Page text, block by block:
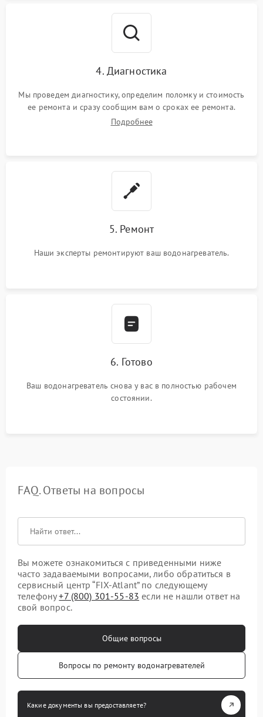
4. Диагностика
Мы проведем диагностику, определим поломку и стоимость
ее ремонта и сразу сообщим вам о сроках ее ремонта.
Подробнее
5. Ремонт
Наши эксперты ремонтируют ваш водонагреватель.
6. Готово
Ваш водонагреватель снова у вас в полностью рабочем
состоянии.
FAQ. Ответы на вопросы
Вы можете ознакомиться с приведенными ниже
часто задаваемыми вопросами, либо обратиться в
сервисный центр “FIX-Atlant” по следующему
телефону+7 (800) 301-55-83 если не нашли ответ на
свой вопрос.
Общие вопросы
Вопросы по ремонту водонагревателей
Какие документы вы предоставляете?